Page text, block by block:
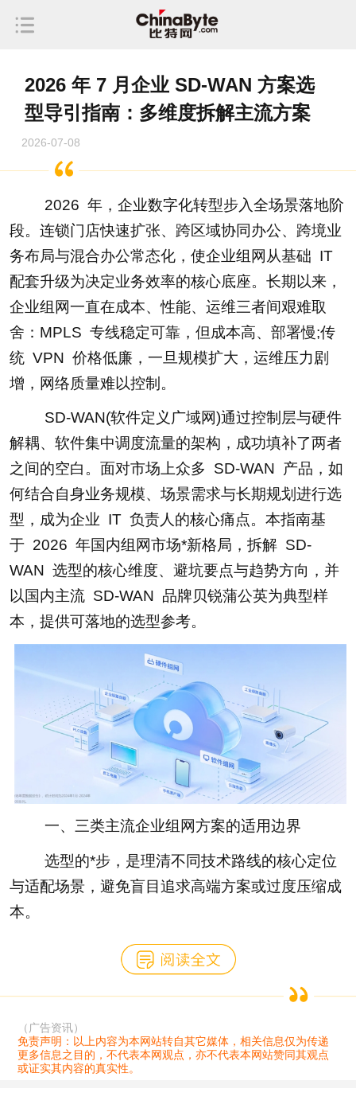
2026 年 7 月企业 SD-WAN 方案选
型导引指南：多维度拆解主流方案
2026-07-08
2026 年，企业数字化转型步入全场景落地阶
段。连锁门店快速扩张、跨区域协同办公、跨境业
务布局与混合办公常态化，使企业组网从基础 IT
配套升级为决定业务效率的核心底座。长期以来，
企业组网一直在成本、性能、运维三者间艰难取
舍：MPLS 专线稳定可靠，但成本高、部署慢;传
统 VPN 价格低廉，一旦规模扩大，运维压力剧
增，网络质量难以控制。
SD-WAN(软件定义广域网)通过控制层与硬件
解耦、软件集中调度流量的架构，成功填补了两者
之间的空白。面对市场上众多 SD-WAN 产品，如
何结合自身业务规模、场景需求与长期规划进行选
型，成为企业 IT 负责人的核心痛点。本指南基
于 2026 年国内组网市场*新格局，拆解 SD-
WAN 选型的核心维度、避坑要点与趋势方向，并
以国内主流 SD-WAN 品牌贝锐蒲公英为典型样
本，提供可落地的选型参考。
一、三类主流企业组网方案的适用边界
选型的*步，是理清不同技术路线的核心定位
与适配场景，避免盲目追求高端方案或过度压缩成
本。
（广告资讯）
免责声明：以上内容为本网站转自其它媒体，相关信息仅为传递
更多信息之目的，不代表本网观点，亦不代表本网站赞同其观点
或证实其内容的真实性。